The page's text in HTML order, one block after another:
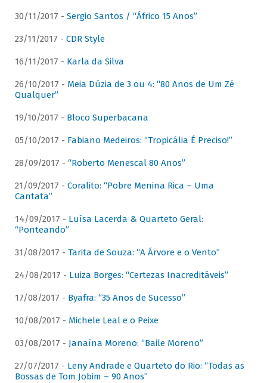
30/11/2017 - Sergio Santos / “Áfrico 15 Anos”
23/11/2017 - CDR Style
16/11/2017 - Karla da Silva
26/10/2017 - Meia Dúzia de 3 ou 4: “80 Anos de Um Zé
Qualquer”
19/10/2017 - Bloco Superbacana
05/10/2017 - Fabiano Medeiros: “Tropicália É Preciso!”
28/09/2017 - “Roberto Menescal 80 Anos”
21/09/2017 - Coralito: “Pobre Menina Rica – Uma
Cantata”
14/09/2017 - Luísa Lacerda & Quarteto Geral:
“Ponteando”
31/08/2017 - Tarita de Souza: “A Árvore e o Vento”
24/08/2017 - Luiza Borges: “Certezas Inacreditáveis”
17/08/2017 - Byafra: “35 Anos de Sucesso”
10/08/2017 - Michele Leal e o Peixe
03/08/2017 - Janaína Moreno: “Baile Moreno”
27/07/2017 - Leny Andrade e Quarteto do Rio: “Todas as
Bossas de Tom Jobim – 90 Anos”